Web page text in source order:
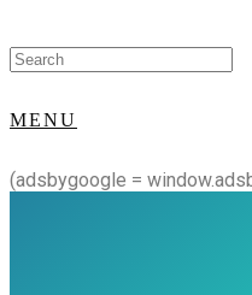
Search
for:
MENU
(adsbygoogle =